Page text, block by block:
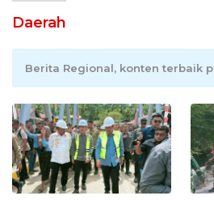
Daerah
Berita Regional, konten terbaik